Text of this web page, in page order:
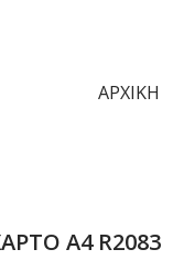
ΑΡΧΙΚΉ
Α4 R2083